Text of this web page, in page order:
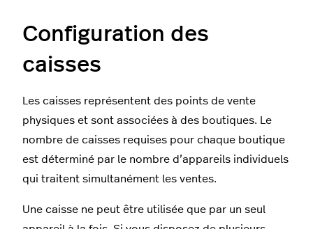
Configuration des
caisses
Les caisses représentent des points de vente
physiques et sont associées à des boutiques. Le
nombre de caisses requises pour chaque boutique
est déterminé par le nombre d’appareils individuels
qui traitent simultanément les ventes.
Une caisse ne peut être utilisée que par un seul